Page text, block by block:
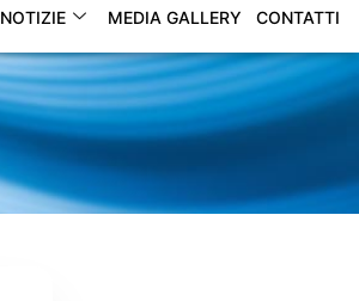
NOTIZIE MEDIA GALLERY CONTATTI